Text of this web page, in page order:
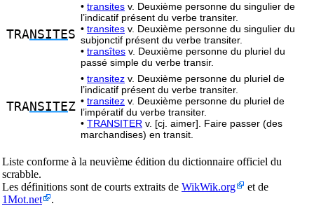
TRANSITES
• transites v. Deuxième personne du singulier de
l’indicatif présent du verbe transiter.
• transites v. Deuxième personne du singulier du
subjonctif présent du verbe transiter.
• transîtes v. Deuxième personne du pluriel du
passé simple du verbe transir.
TRANSITEZ
• transitez v. Deuxième personne du pluriel de
l’indicatif présent du verbe transiter.
• transitez v. Deuxième personne du pluriel de
l’impératif du verbe transiter.
• TRANSITER v. [cj. aimer]. Faire passer (des
marchandises) en transit.
Liste conforme à la neuvième édition du dictionnaire officiel du
scrabble.
Les définitions sont de courts extraits de WikWik.org
et de
1Mot.net
.